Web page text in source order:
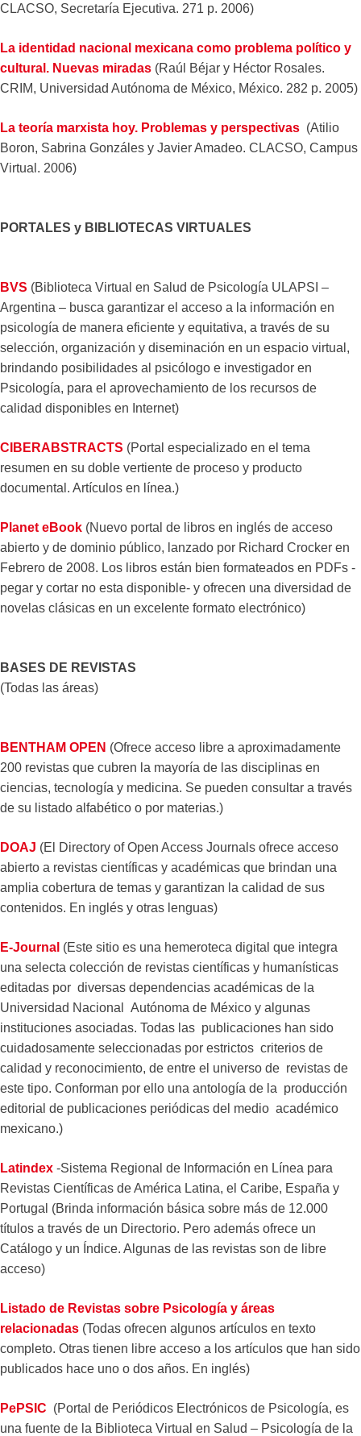
CLACSO, Secretaría Ejecutiva. 271 p. 2006)
La identidad nacional mexicana como problema político y
cultural. Nuevas miradas (Raúl Béjar y Héctor Rosales.
CRIM, Universidad Autónoma de México, México. 282 p. 2005)
La teoría marxista hoy. Problemas y perspectivas (Atilio
Boron, Sabrina Gonzáles y Javier Amadeo. CLACSO, Campus
Virtual. 2006)
PORTALES y BIBLIOTECAS VIRTUALES
BVS (Biblioteca Virtual en Salud de Psicología ULAPSI –
Argentina – busca garantizar el acceso a la información en
psicología de manera eficiente y equitativa, a través de su
selección, organización y diseminación en un espacio virtual,
brindando posibilidades al psicólogo e investigador en
Psicología, para el aprovechamiento de los recursos de
calidad disponibles en Internet)
CIBERABSTRACTS (Portal especializado en el tema
resumen en su doble vertiente de proceso y producto
documental. Artículos en línea.)
Planet eBook (Nuevo portal de libros en inglés de acceso
abierto y de dominio público, lanzado por Richard Crocker en
Febrero de 2008. Los libros están bien formateados en PDFs -
pegar y cortar no esta disponible- y ofrecen una diversidad de
novelas clásicas en un excelente formato electrónico)
BASES DE REVISTAS
(Todas las áreas)
BENTHAM OPEN (Ofrece acceso libre a aproximadamente
200 revistas que cubren la mayoría de las disciplinas en
ciencias, tecnología y medicina. Se pueden consultar a través
de su listado alfabético o por materias.)
DOAJ (El Directory of Open Access Journals ofrece acceso
abierto a revistas científicas y académicas que brindan una
amplia cobertura de temas y garantizan la calidad de sus
contenidos. En inglés y otras lenguas)
E-Journal (Este sitio es una hemeroteca digital que integra
una selecta colección de revistas científicas y humanísticas
editadas por diversas dependencias académicas de la
Universidad Nacional Autónoma de México y algunas
instituciones asociadas. Todas las publicaciones han sido
cuidadosamente seleccionadas por estrictos criterios de
calidad y reconocimiento, de entre el universo de revistas de
este tipo. Conforman por ello una antología de la producción
editorial de publicaciones periódicas del medio académico
mexicano.)
Latindex -Sistema Regional de Información en Línea para
Revistas Científicas de América Latina, el Caribe, España y
Portugal (Brinda información básica sobre más de 12.000
títulos a través de un Directorio. Pero además ofrece un
Catálogo y un Índice. Algunas de las revistas son de libre
acceso)
Listado de Revistas sobre Psicología y áreas
relacionadas (Todas ofrecen algunos artículos en texto
completo. Otras tienen libre acceso a los artículos que han sido
publicados hace uno o dos años. En inglés)
PePSIC (Portal de Periódicos Electrónicos de Psicología, es
una fuente de la Biblioteca Virtual en Salud – Psicología de la